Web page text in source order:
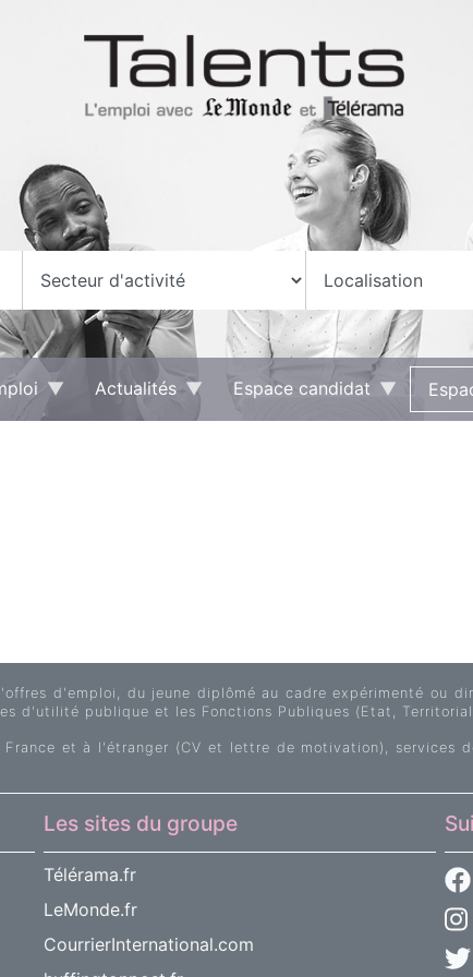
Actualités Espace candidat
d'emploi, du jeune diplômé au cadre expérimenté ou
d'utilité publique et les Fonctions Publiques (Etat,
et à l'étranger (CV et lettre de motivation), services
Les sites du groupe
Télérama.fr
LeMonde.fr
CourrierInternational.com